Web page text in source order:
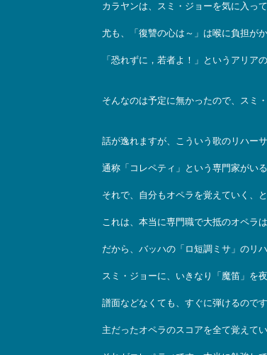
カラヤンは、スミ・ジョーを気に入っ
尤も、「復讐の心は～」は喉に負担が
「恐れずに，若者よ！」というアリア
そんなのは予定に無かったので、スミ
話が逸れますが、こういう歌のリハー
通称「コレペティ」という専門家がい
それで、自分もオペラを覚えていく、
これは、本当に専門職で大抵のオペラ
だから、バッハの「ロ短調ミサ」のリ
スミ・ジョーに、いきなり「魔笛」を
譜面などなくても、すぐに弾けるのです
主だったオペラのスコアを全て覚えて